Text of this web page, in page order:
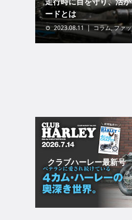
ードとは
2023.08.11 コラム,ファ
クラブハーレー最新号